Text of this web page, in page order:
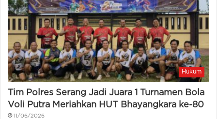
Hukum
Tim Polres Serang Jadi Juara 1 Turnamen Bola
Voli Putra Meriahkan HUT Bhayangkara ke-80
11/06/2026